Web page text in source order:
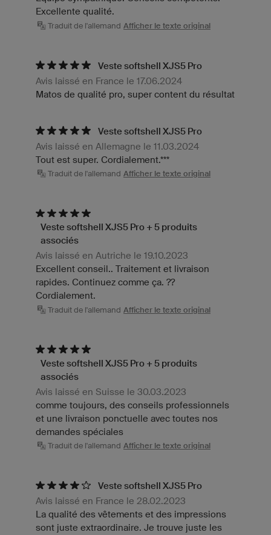
Excellente qualité.
Traduit de l'allemand Afficher le texte original
Veste softshell XJS5 Pro
Avis laissé en France le 17.06.2024
Matos de qualité pro, super content du résultat
Veste softshell XJS5 Pro
Avis laissé en Allemagne le 11.03.2024
Tout est super. Cordialement.***
Traduit de l'allemand Afficher le texte original
Veste softshell XJS5 Pro + 5 produits
associés
Avis laissé en Autriche le 19.10.2023
Excellent conseil.. Traitement et livraison
rapides. Continuez comme ça. ??
Cordialement.
Traduit de l'allemand Afficher le texte original
Veste softshell XJS5 Pro + 5 produits
associés
Avis laissé en Suisse le 30.03.2023
comme toujours, des conseils professionnels
et une livraison ponctuelle avec toutes nos
demandes spéciales
Traduit de l'allemand Afficher le texte original
Veste softshell XJS5 Pro
Avis laissé en France le 28.02.2023
La qualité des vêtements et des impressions
sont juste extraordinaire. Je trouve juste les